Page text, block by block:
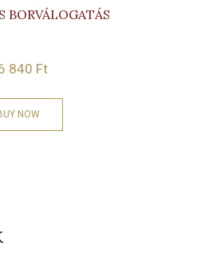
BORVÁLOGATÁS
840 Ft
NOW